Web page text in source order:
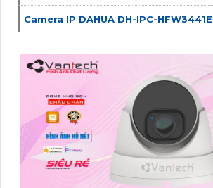
Camera IP DAHUA DH-IPC-